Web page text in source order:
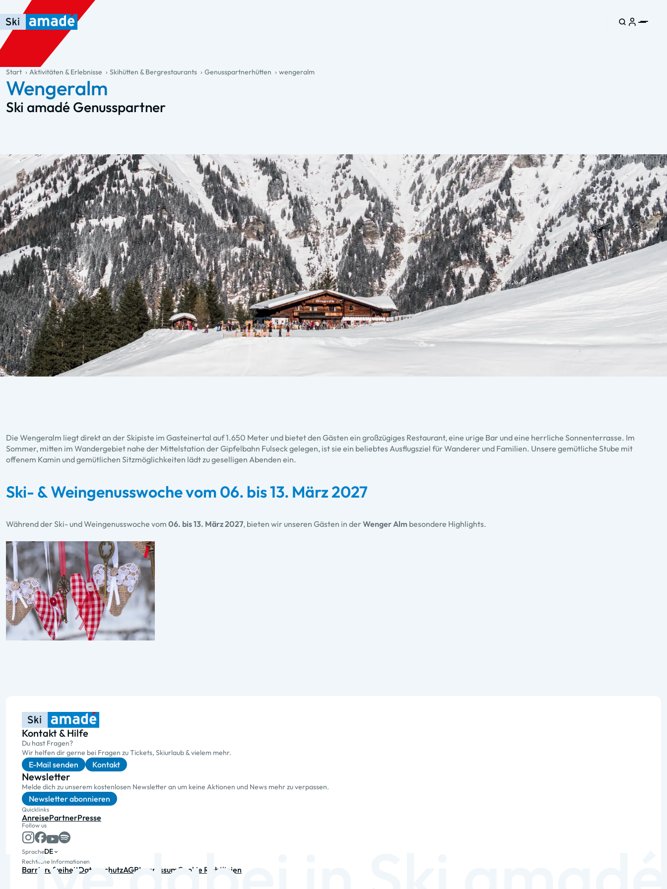
Zum Haupt-Inhalt springen
Springe zur Tabelle
Zur Haupt-Navigation springen
general.table-of-content
Start Aktivitäten & Erlebnisse Skihütten & Bergrestaurants Genusspartnerhütten wengeralm
Wengeralm
Ski amadé Genusspartner
Die Wengeralm liegt direkt an der Skipiste im Gasteinertal auf 1.650 Meter und bietet den Gästen ein großzügiges Restaurant, eine urige Bar und eine herrliche Sonnenterrasse. Im
Sommer, mitten im Wandergebiet nahe der Mittelstation der Gipfelbahn Fulseck gelegen, ist sie ein beliebtes Ausflugsziel für Wanderer und Familien. Unsere gemütliche Stube mit
offenem Kamin und gemütlichen Sitzmöglichkeiten lädt zu geselligen Abenden ein.
Ski- & Weingenusswoche vom 06. bis 13. März 2027
Während der Ski- und Weingenusswoche vom 06. bis 13. März 2027, bieten wir unseren Gästen in der Wenger Alm besondere Highlights.
Kontakt & Hilfe
Du hast Fragen?
Wir helfen dir gerne bei Fragen zu Tickets, Skiurlaub & vielem mehr.
E-Mail senden Kontakt
Newsletter
Melde dich zu unserem kostenlosen Newsletter an um keine Aktionen und News mehr zu verpassen.
Newsletter abonnieren
Quicklinks
AnreisePartnerPresse
Follow us
SpracheDE
Rechtliche Informationen
BarrierefreiheitDatenschutzAGBImpressumCookie Richtlinien